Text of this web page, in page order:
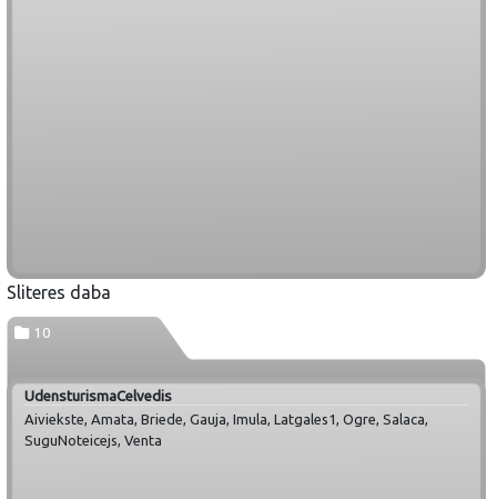
Sliteres daba
10
UdensturismaCelvedis
Aiviekste, Amata, Briede, Gauja, Imula, Latgales1, Ogre, Salaca,
SuguNoteicejs, Venta